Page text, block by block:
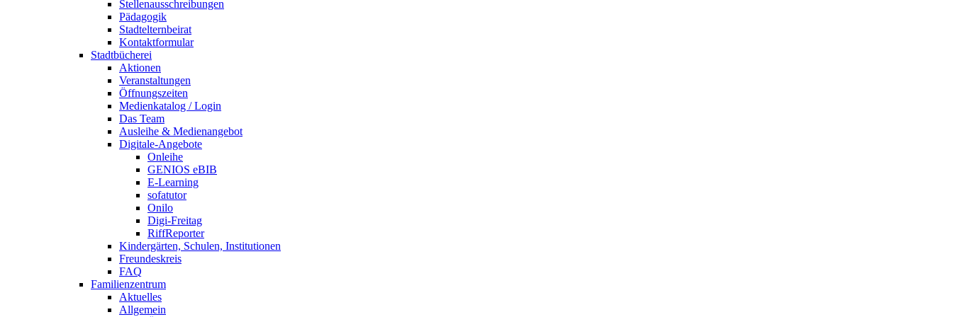
Stellenausschreibungen
Pädagogik
Stadtelternbeirat
Kontaktformular
Stadtbücherei
Aktionen
Veranstaltungen
Öffnungszeiten
Medienkatalog / Login
Das Team
Ausleihe & Medienangebot
Digitale-Angebote
Onleihe
GENIOS eBIB
E-Learning
sofatutor
Onilo
Digi-Freitag
RiffReporter
Kindergärten, Schulen, Institutionen
Freundeskreis
FAQ
Familienzentrum
Aktuelles
Allgemein